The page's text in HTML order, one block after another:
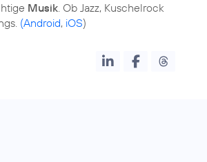
Musik. Ob Jazz, Kuschelrock
(Android, iOS)